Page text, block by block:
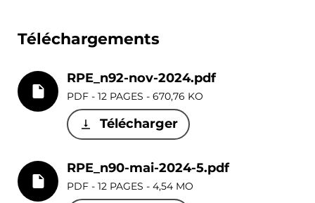
Téléchargements
RPE_n92-nov-2024.pdf
PDF - 12 PAGES - 670,76 KO
Télécharger
RPE_n90-mai-2024-5.pdf
PDF - 12 PAGES - 4,54 MO